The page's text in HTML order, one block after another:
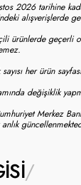
2026 tarihine
alışverişlerde
ürünlerde geçerli
her ürün
değişiklik
Merkez